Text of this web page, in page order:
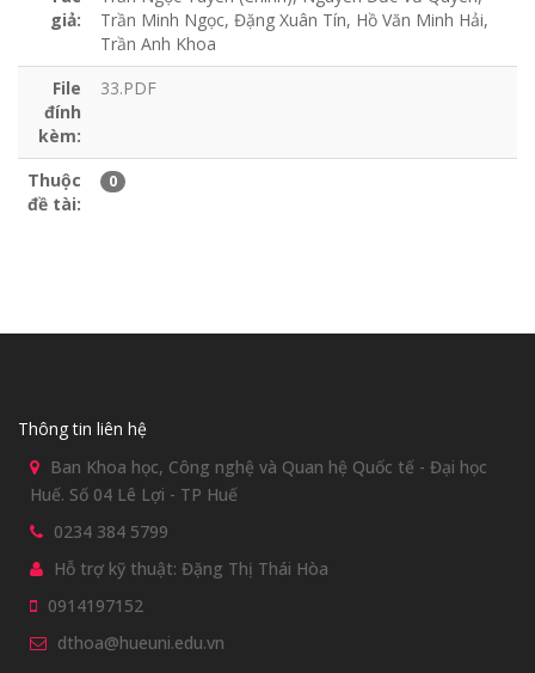
giả:
Trần Minh Ngọc, Đặng Xuân Tín, Hồ Văn Minh Hải,
Trần Anh Khoa
File
đính
kèm:
33.PDF
Thuộc
đề tài:
0
Thông tin liên hệ
Ban Khoa học, Công nghệ và Quan hệ Quốc tế - Đại học
Huế. Số 04 Lê Lợi - TP Huế
0234 384 5799
Hỗ trợ kỹ thuật: Đặng Thị Thái Hòa
0914197152
dthoa@hueuni.edu.vn